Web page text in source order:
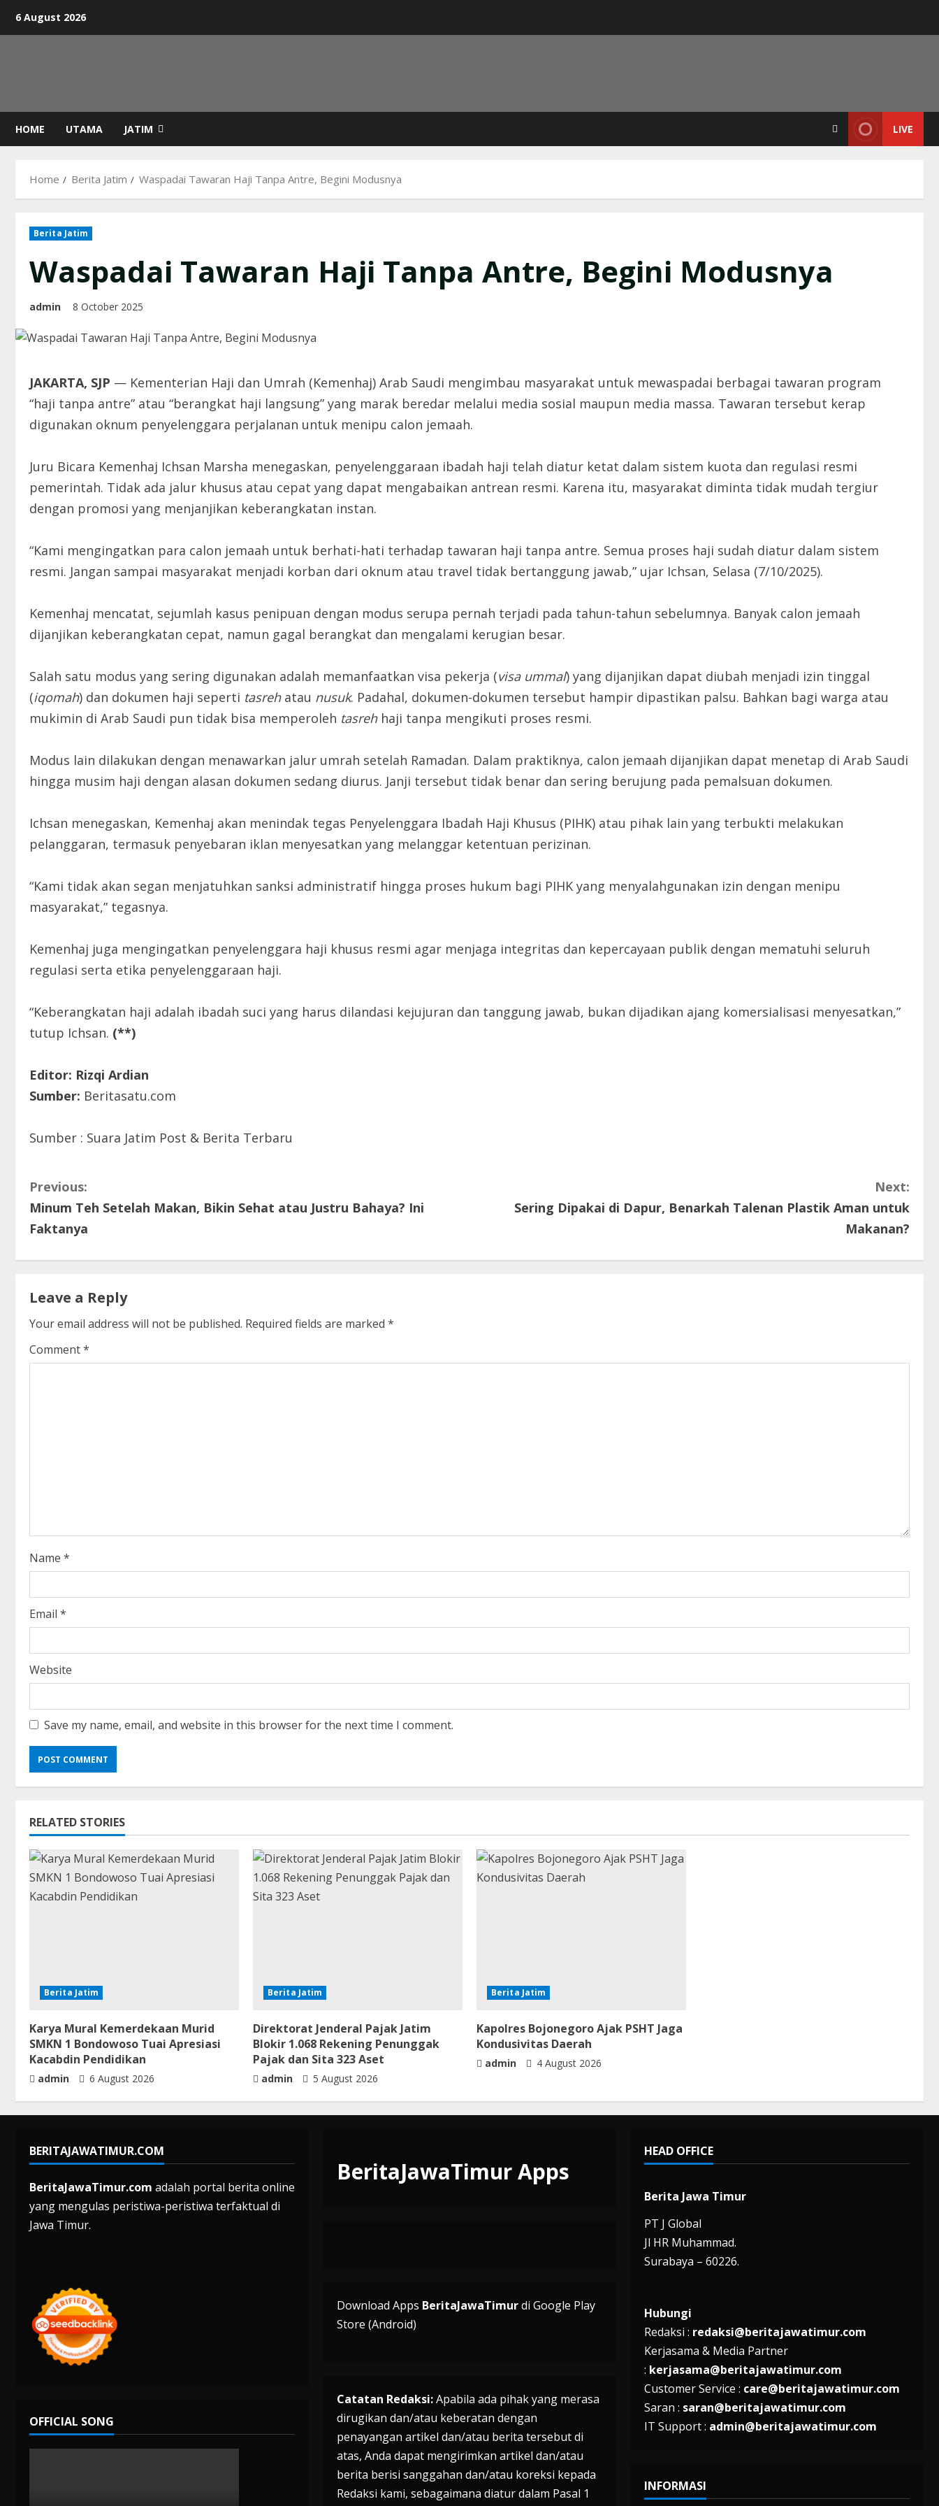
6 August 2026
HOME UTAMA JATIM LIVE
Home Berita Jatim Waspadai Tawaran Haji Tanpa Antre, Begini Modusnya
Berita Jatim
Waspadai Tawaran Haji Tanpa Antre, Begini Modusnya
admin 8 October 2025
JAKARTA, SJP — Kementerian Haji dan Umrah (Kemenhaj) Arab Saudi mengimbau masyarakat untuk mewaspadai berbagai tawaran program
“haji tanpa antre” atau “berangkat haji langsung” yang marak beredar melalui media sosial maupun media massa. Tawaran tersebut kerap
digunakan oknum penyelenggara perjalanan untuk menipu calon jemaah.
Juru Bicara Kemenhaj Ichsan Marsha menegaskan, penyelenggaraan ibadah haji telah diatur ketat dalam sistem kuota dan regulasi resmi
pemerintah. Tidak ada jalur khusus atau cepat yang dapat mengabaikan antrean resmi. Karena itu, masyarakat diminta tidak mudah tergiur
dengan promosi yang menjanjikan keberangkatan instan.
“Kami mengingatkan para calon jemaah untuk berhati-hati terhadap tawaran haji tanpa antre. Semua proses haji sudah diatur dalam sistem
resmi. Jangan sampai masyarakat menjadi korban dari oknum atau travel tidak bertanggung jawab,” ujar Ichsan, Selasa (7/10/2025).
Kemenhaj mencatat, sejumlah kasus penipuan dengan modus serupa pernah terjadi pada tahun-tahun sebelumnya. Banyak calon jemaah
dijanjikan keberangkatan cepat, namun gagal berangkat dan mengalami kerugian besar.
Salah satu modus yang sering digunakan adalah memanfaatkan visa pekerja (visa ummal) yang dijanjikan dapat diubah menjadi izin tinggal
(iqomah) dan dokumen haji seperti tasrehatau nusuk. Padahal, dokumen-dokumen tersebut hampir dipastikan palsu. Bahkan bagi warga atau
mukimin di Arab Saudi pun tidak bisa memperoleh tasrehhaji tanpa mengikuti proses resmi.
Modus lain dilakukan dengan menawarkan jalur umrah setelah Ramadan. Dalam praktiknya, calon jemaah dijanjikan dapat menetap di Arab Saudi
hingga musim haji dengan alasan dokumen sedang diurus. Janji tersebut tidak benar dan sering berujung pada pemalsuan dokumen.
Ichsan menegaskan, Kemenhaj akan menindak tegas Penyelenggara Ibadah Haji Khusus (PIHK) atau pihak lain yang terbukti melakukan
pelanggaran, termasuk penyebaran iklan menyesatkan yang melanggar ketentuan perizinan.
“Kami tidak akan segan menjatuhkan sanksi administratif hingga proses hukum bagi PIHK yang menyalahgunakan izin dengan menipu
masyarakat,” tegasnya.
Kemenhaj juga mengingatkan penyelenggara haji khusus resmi agar menjaga integritas dan kepercayaan publik dengan mematuhi seluruh
regulasi serta etika penyelenggaraan haji.
“Keberangkatan haji adalah ibadah suci yang harus dilandasi kejujuran dan tanggung jawab, bukan dijadikan ajang komersialisasi menyesatkan,”
tutup Ichsan. (**)
Editor: Rizqi Ardian
Sumber: Beritasatu.com
Sumber : Suara Jatim Post & Berita Terbaru
C
o
i
n
u
i
n
g
Previous:
Minum Teh Setelah Makan, Bikin Sehat atau Justru Bahaya? Ini
Faktanya
Next:
Sering Dipakai di Dapur, Benarkah Talenan Plastik Aman untuk
Makanan?
Leave a Reply
Your email address will not be published. Required fields are marked *
Comment*
Name *
Email *
Website
Save my name, email, and website in this browser for the next time I comment.
RELATED STORIES
Berita Jatim
Karya Mural Kemerdekaan Murid
SMKN 1 Bondowoso Tuai Apresiasi
Kacabdin Pendidikan
admin 6 August 2026
Berita Jatim
Direktorat Jenderal Pajak Jatim
Blokir 1.068 Rekening Penunggak
Pajak dan Sita 323 Aset
admin 5 August 2026
Berita Jatim
Kapolres Bojonegoro Ajak PSHT Jaga
Kondusivitas Daerah
admin 4 August 2026
BERITAJAWATIMUR.COM
BeritaJawaTimur.com adalah portal berita online
yang mengulas peristiwa-peristiwa terfaktual di
Jawa Timur.
OFFICIAL SONG
BeritaJawaTimur Apps
Download Apps BeritaJawaTimurdi Google Play
Store (Android)
Catatan Redaksi:Apabila ada pihak yang merasa
dirugikan dan/atau keberatan dengan
penayangan artikel dan/atau berita tersebut di
atas, Anda dapat mengirimkan artikel dan/atau
berita berisi sanggahan dan/atau koreksi kepada
Redaksi kami, sebagaimana diatur dalam Pasal 1
HEAD OFFICE
Berita Jawa Timur
PT J Global
Jl HR Muhammad.
Surabaya – 60226.
Hubungi
Redaksi : redaksi@beritajawatimur.com
Kerjasama & Media Partner
: kerjasama@beritajawatimur.com
Customer Service : care@beritajawatimur.com
Saran : saran@beritajawatimur.com
IT Support : admin@beritajawatimur.com
INFORMASI